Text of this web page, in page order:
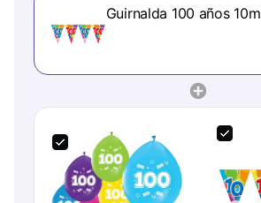
Guirnalda 100 años 10m